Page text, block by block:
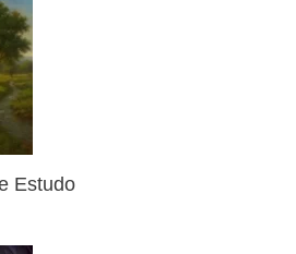
Estudo